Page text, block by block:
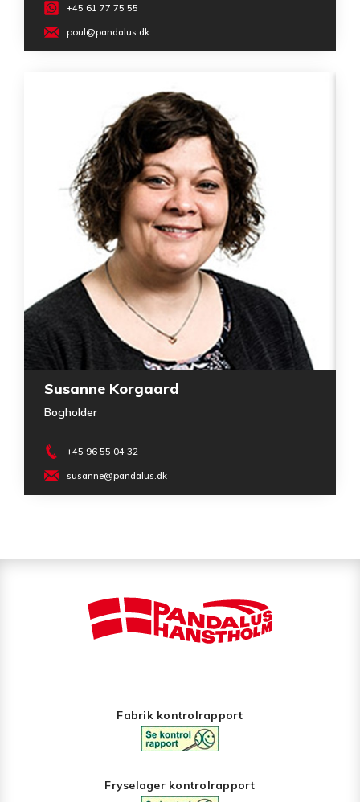
+45 61 77 75 55
poul@pandalus.dk
Susanne Korgaard
Bogholder
+45 96 55 04 32
susanne@pandalus.dk
Fabrik kontrolrapport
Fryselager kontrolrapport